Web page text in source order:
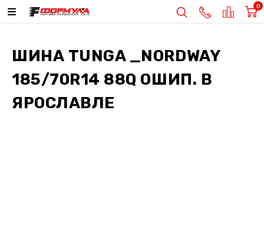
0
ШИНА TUNGA _NORDWAY
185/70R14 88Q ОШИП. В
ЯРОСЛАВЛЕ